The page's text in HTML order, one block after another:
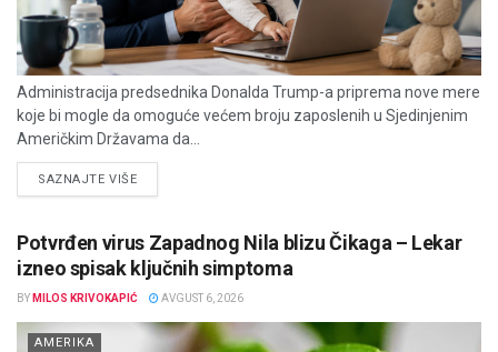
Administracija predsednika Donalda Trump-a priprema nove mere
koje bi mogle da omoguće većem broju zaposlenih u Sjedinjenim
Američkim Državama da...
SAZNAJTE VIŠEDETAILS
Potvrđen virus Zapadnog Nila blizu Čikaga – Lekar
izneo spisak ključnih simptoma
BY MILOS KRIVOKAPIĆ AVGUST 6, 2026
AMERIKA